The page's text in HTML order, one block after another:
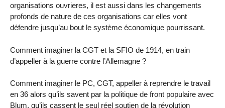
organisations ouvrieres, il est aussi dans les changements
profonds de nature de ces organisations car elles vont
défendre jusqu’au bout le système économique pourrissant.
Comment imaginer la CGT et la SFIO de 1914, en train
d’appeller à la guerre contre l’Allemagne ?
Comment imaginer le PC, CGT, appeller à reprendre le travail
en 36 alors qu’ils savent par la politique de front populaire avec
Blum, qu’ils cassent le seul réel soutien de la révolution